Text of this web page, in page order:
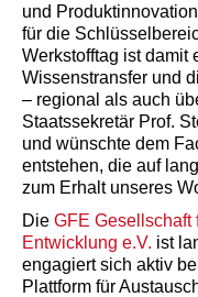
und
für die
Werkstofftag ist damit
Wissenstransfer und
– regional als auch
Staatssekretär Prof.
und wünschte dem
entstehen, die auf
zum Erhalt unseres
Die GFE Gesellschaft
Entwicklung e.V. ist
engagiert sich aktiv
Plattform für